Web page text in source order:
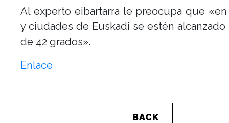
Al experto eibartarra le preocupa que
y ciudades de Euskadi se estén alcanzado
de 42 grados».
Enlace
BACK